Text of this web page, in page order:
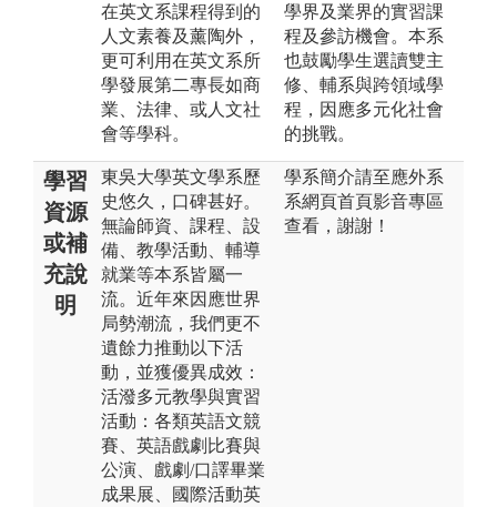
在英文系課程得到的
人文素養及薰陶外，
更可利用在英文系所
學發展第二專長如商
業、法律、或人文社
會等學科。
學界及業界的實習課
程及參訪機會。本系
也鼓勵學生選讀雙主
修、輔系與跨領域學
程，因應多元化社會
的挑戰。
學習
資源
或補
充說
明
東吳大學英文學系歷
史悠久，口碑甚好。
無論師資、課程、設
備、教學活動、輔導
就業等本系皆屬一
流。近年來因應世界
局勢潮流，我們更不
遺餘力推動以下活
動，並獲優異成效：
活潑多元教學與實習
活動：各類英語文競
賽、英語戲劇比賽與
公演、戲劇/口譯畢業
成果展、國際活動英
學系簡介請至應外系
系網頁首頁影音專區
查看，謝謝！